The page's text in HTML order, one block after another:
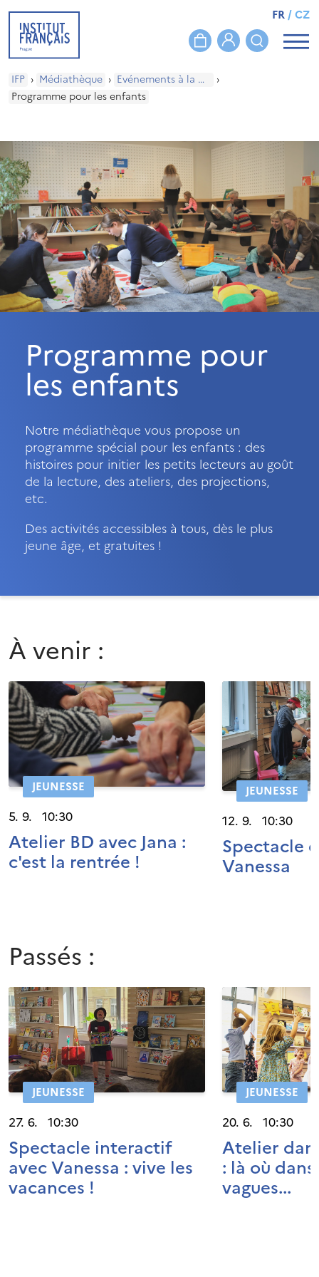
FR/CZ
IFP › Médiathèque › Evénements à la médiathèque
›
Programme pour les enfants
Programme pour
les enfants
Notre médiathèque vous propose un
programme spécial pour les enfants : des
histoires pour initier les petits lecteurs au goût
de la lecture, des ateliers, des projections,
etc.
Des activités accessibles à tous, dès le plus
jeune âge, et gratuites !
À venir :
JEUNESSE
5. 9. 10:30
Atelier BD avec Jana :
c'est la rentrée !
JEUNESSE
12. 9. 10:30
Spectacle
Vanessa
Passés :
JEUNESSE
27. 6. 10:30
Spectacle interactif
avec Vanessa : vive les
vacances !
JEUNESSE
20. 6. 10:30
Atelier
: là où
vagues...